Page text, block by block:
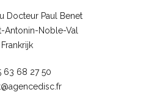
Docteur Paul Benet
Antonin-Noble-Val
Frankrijk
63 68 27 50